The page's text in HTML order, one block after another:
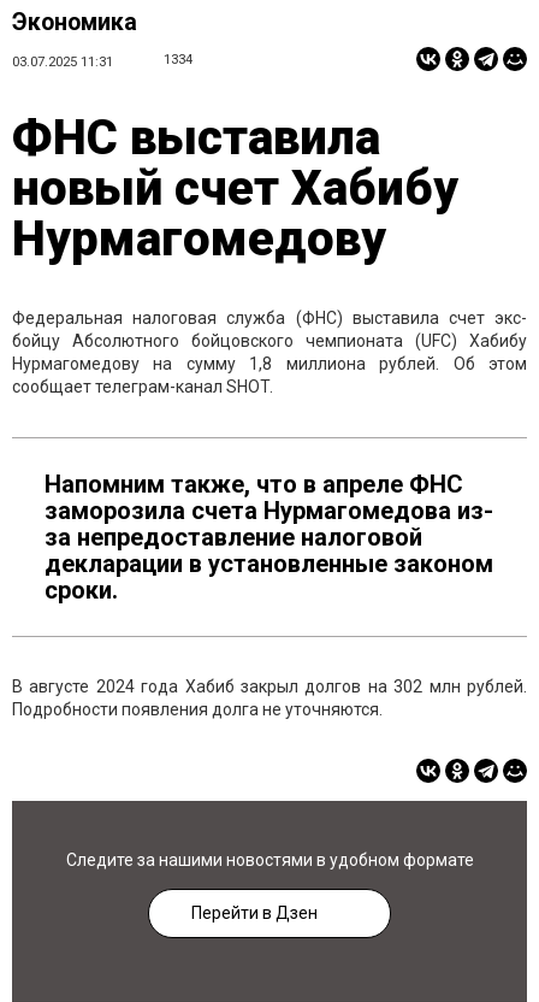
Экономика
03.07.2025 11:31 1334
ФНС выставила
новый счет Хабибу
Нурмагомедову
Федеральная налоговая служба (ФНС) выставила счет экс-
бойцу Абсолютного бойцовского чемпионата (UFC) Хабибу
Нурмагомедову на сумму 1,8 миллиона рублей. Об этом
сообщает телеграм-канал SHOT.
Напомним также, что в апреле ФНС
заморозила счета Нурмагомедова из-
за непредоставление налоговой
декларации в установленные законом
сроки.
В августе 2024 года Хабиб закрыл долгов на 302 млн рублей.
Подробности появления долга не уточняются.
Следите за нашими новостями в удобном формате
Перейти в Дзен